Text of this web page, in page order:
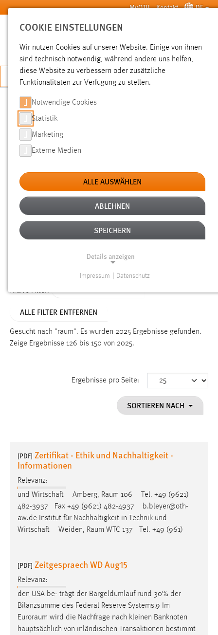
Zum Hauptinhalt springen MyOTH Kontakt DE
SUCHE
JETZT BEWERBEN
SUCHE
FILTER
Typ
Erstellungsdatum
Alter
Aktive Filter:
ALLE FILTER ENTFERNEN
Gesucht nach "raum". Es wurden 2025 Ergebnisse gefunden.
Zeige Ergebnisse 126 bis 150 von 2025.
Ergebnisse pro Seite:
SORTIEREN NACH
[PDF] Zertifikat - Ethik und Nachhaltigkeit -
Informationen
Relevanz:
und Wirtschaft Amberg, Raum 106 Tel. +49 (9621)
482-3937 Fax +49 (9621) 482-4937 b.bleyer@oth-
aw.de Institut für Nachhaltigkeit in Technik und
Wirtschaft Weiden, Raum WTC 137 Tel. +49 (961)
[PDF] Zeitgespraech WD Aug15
Relevanz:
den USA be- trägt der Bargeldumlauf rund 30% der
Bilanzsumme des Federal Reserve Systems.9 Im
Euroraum wird die Nachfrage nach kleinen Banknoten
hauptsächlich von inländischen Transaktionen bestimmt
COOKIE EINSTELLUNGEN
Wir nutzen Cookies auf unserer Website. Einige von ihnen
sind technisch notwendig, während andere uns helfen,
diese Website zu verbessern oder zusätzliche
Funktionalitäten zur Verfügung zu stellen.
Notwendige Cookies
Statistik
Marketing
Externe Medien
ALLE AUSWÄHLEN
ABLEHNEN
SPEICHERN
Details anzeigen
Funktionen und sind für die einwandfreie Funktion der
Einverständnis
cookie_consent
Dieser Cookie speichert die ausgewählten Einverständnis-
Name:
staticfilecache
Zweck:
Für performante Seitenauslieferung wird in diesem Cookie
Sprachpräferenz
Name:
site-language-preference
Zweck:
Das Cookie speichert die gewählte Sprache der Website.
Impressum Datenschutz